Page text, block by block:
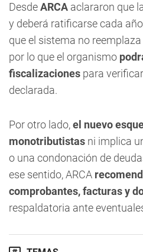
DesdeARCA aclararon que
y deberá ratificarse cada
que el sistema no
por lo que el organismo
fiscalizaciones para
declarada.
Por otro lado,el nuevo
monotributistas ni implica
o una condonación de
ese sentido, ARCA
comprobantes, facturas y
respaldatoria ante